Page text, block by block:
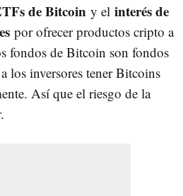
de Bitcoin y el interés de
por ofrecer productos cripto a
fondos de Bitcoin son fondos
los inversores tener Bitcoins
Así que el riesgo de la